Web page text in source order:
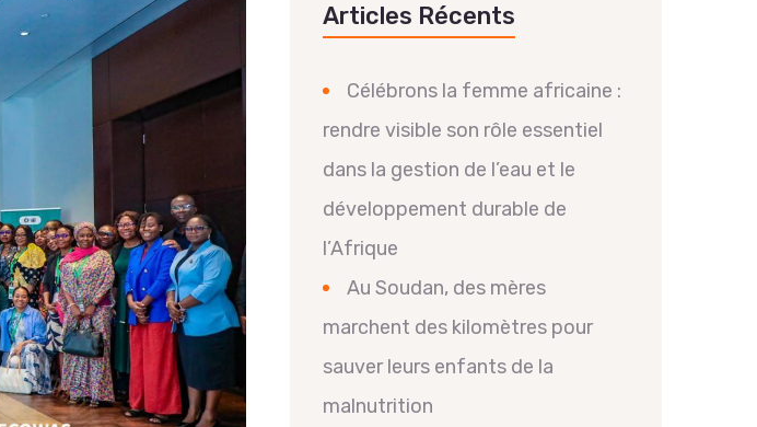
Articles Récents
Célébrons la femme africaine :
rendre visible son rôle essentiel
dans la gestion de l’eau et le
développement durable de
l’Afrique
Au Soudan, des mères
marchent des kilomètres pour
sauver leurs enfants de la
malnutrition